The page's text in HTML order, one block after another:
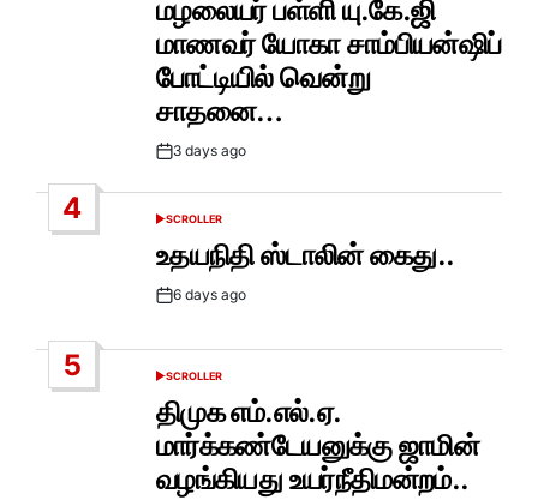
மழலையர் பள்ளி யு.கே.ஜி
மாணவர் யோகா சாம்பியன்ஷிப்
போட்டியில் வென்று
சாதனை…
Post3 days ago
4
POSTED
SCROLLER
உதயநிதி ஸ்டாலின் கைது..
Post6 days ago
5
POSTED
SCROLLER
திமுக எம்.எல்.ஏ.
மார்க்கண்டேயனுக்கு ஜாமின்
வழங்கியது உயர்நீதிமன்றம்..